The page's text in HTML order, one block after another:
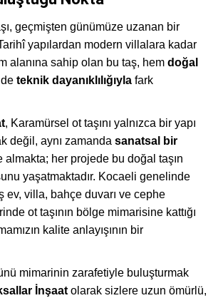
geçmişten günümüze uzanan bir
yapılardan modern villalara kadar
alanına sahip olan bu taş, hem doğal
teknik dayanıklılığıyla fark
, Karamürsel ot taşını yalnızca bir yapı
değil, aynı zamanda sanatsal bir
almakta; her projede bu doğal taşın
yaşatmaktadır. Kocaeli genelinde
ev, villa, bahçe duvarı ve cephe
ot taşının bölge mimarisine kattığı
kalite anlayışının bir
mimarinin zarafetiyle buluşturmak
İnşaatolarak sizlere uzun ömürlü,